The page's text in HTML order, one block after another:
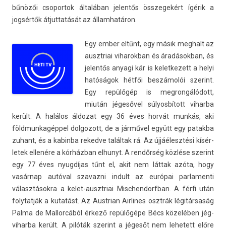
bűnözői csopor­tok általában jelen­tős összegekért ígérik a
jogsértők átjut­tatását az állam­határon.
Egy ember eltűnt, egy másik meg­halt az
ausztriai viharok­ban és áradások­ban, és
jelen­tős an­yagi kár is kelet­kezett a helyi
hatóságok hétfői beszámolói szerint.
Egy repülőgép is meg­rongálódott,
miután jégesővel súlyosbított vihar­ba
került. A halálos áldozat egy 36 éves horvát munkás, aki
földmun­kagép­pel dol­gozott, de a járművel együtt egy patak­ba
zuhant, és a kabin­ba re­ked­ve találtak rá. Az újjáélesztési kísér­
letek ellenére a kórházban el­hunyt. A rendőrség közlése szerint
egy 77 éves nyugdíjas tűnt el, akit nem láttak azóta, hogy
vasárnap autóval szavaz­ni in­dult az európai par­lamen­ti
választásokra a kelet-ausztriai Mis­chen­dorfban. A férfi után
folytat­ják a kutatást. Az Austrian Air­lines osztrák légitársaság
Palma de Mal­lor­cából érkező repülőgépe Bécs közelében jég­
vihar­ba került. A pilóták szerint a jégesőt nem lehetett előre